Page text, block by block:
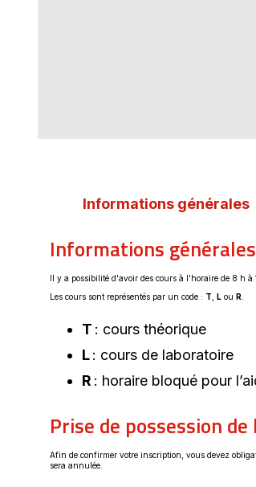
Informations générales
Informations générales
Il y a possibilité d'avoir des cours à l'horaire de 8 h
Les cours sont représentés par un code : T, L ou R.
T : cours théorique
L: cours de laboratoire
R : horaire bloqué pour
Prise de possession de
Afin de confirmer votre inscription, vous devez
sera annulée.